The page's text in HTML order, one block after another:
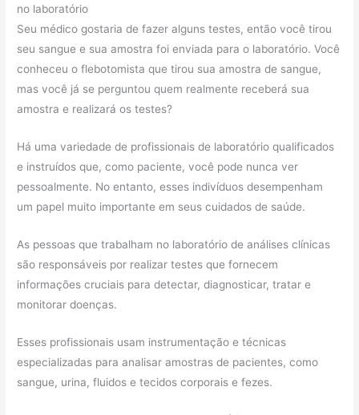
no laboratório
Seu médico gostaria de fazer alguns testes, então você tirou
seu sangue e sua amostra foi enviada para o laboratório. Você
conheceu o flebotomista que tirou sua amostra de sangue,
mas você já se perguntou quem realmente receberá sua
amostra e realizará os testes?
Há uma variedade de profissionais de laboratório qualificados
e instruídos que, como paciente, você pode nunca ver
pessoalmente. No entanto, esses indivíduos desempenham
um papel muito importante em seus cuidados de saúde.
As pessoas que trabalham no laboratório de análises clínicas
são responsáveis ​​por realizar testes que fornecem
informações cruciais para detectar, diagnosticar, tratar e
monitorar doenças.
Esses profissionais usam instrumentação e técnicas
especializadas para analisar amostras de pacientes, como
sangue, urina, fluidos e tecidos corporais e fezes.